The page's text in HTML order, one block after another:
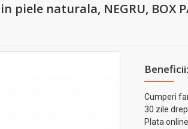
naturala, NEGRU, BOX
Beneficii:
Cumperi
30 zile
Plata